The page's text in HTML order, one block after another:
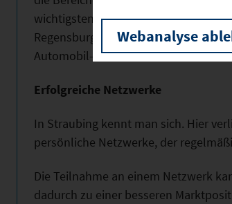
wichtigsten Sparten. Durch die Nähe
Regensburg entwickelte sich
Automobil-Zuliefer-Industrie.
Erfolgreiche Netzwerke
In Straubing kennt man sich. Hier
persönliche Netzwerke, der
Die Teilnahme an einem Netzwerk
dadurch zu einer besseren
Webanalyse